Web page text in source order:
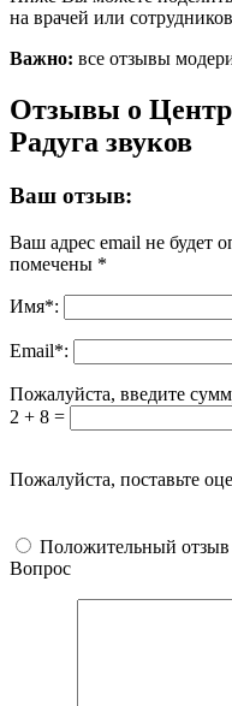
на врачей или
Важно: все отзывы
Отзывы о Центр
Радуга звуков
Ваш отзыв:
Ваш адрес email не будет
помечены *
Имя*:
Email*:
Пожалуйста, введите
2 + 8 =
Пожалуйста, поставьте
Положительный отзыв
Вопрос